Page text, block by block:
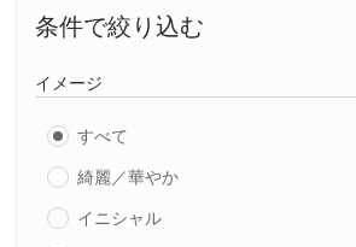
条件で絞り込む
イメージ
すべて
綺麗／華やか
イニシャル